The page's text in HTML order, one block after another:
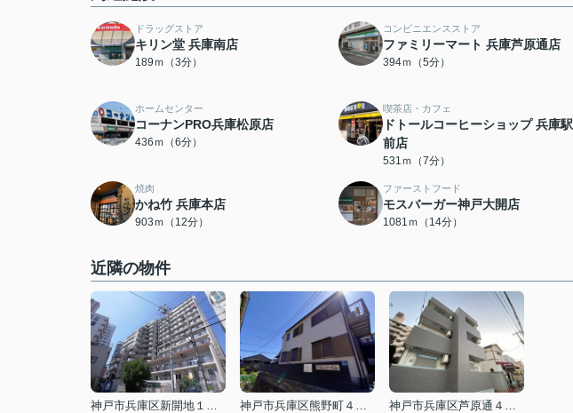
ドラッグストア
キリン堂 兵庫南店
189ｍ（3分）
コンビニエンスストア
ファミリーマート 兵庫芦原通店
394ｍ（5分）
ホームセンター
コーナンPRO兵庫松原店
436ｍ（6分）
喫茶店・カフェ
ドトールコーヒーショップ 兵庫駅
前店
531ｍ（7分）
焼肉
かね竹 兵庫本店
903ｍ（12分）
ファーストフード
モスバーガー神戸大開店
1081ｍ（14分）
近隣の物件
神戸市兵庫区新開地１丁目
神戸市兵庫区熊野町４丁目
神戸市兵庫区芦原通４丁目